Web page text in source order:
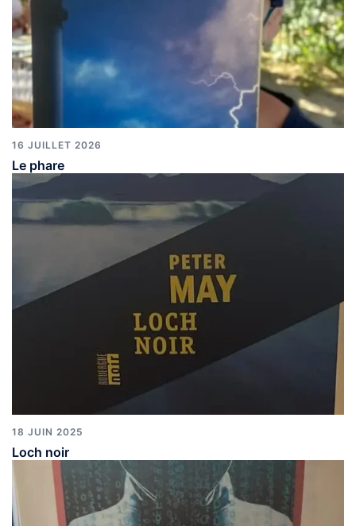
16 JUILLET 2026
Le phare
18 JUIN 2025
Loch noir